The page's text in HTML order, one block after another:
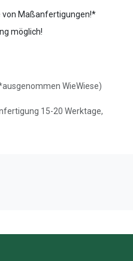
von Maßanfertigungen!*
möglich!
WieWiese)
15-20 Werktage,